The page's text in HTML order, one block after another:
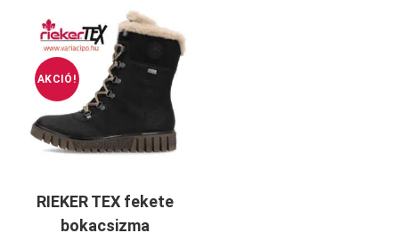
AKCIÓ!
RIEKER TEX fekete
bokacsizma